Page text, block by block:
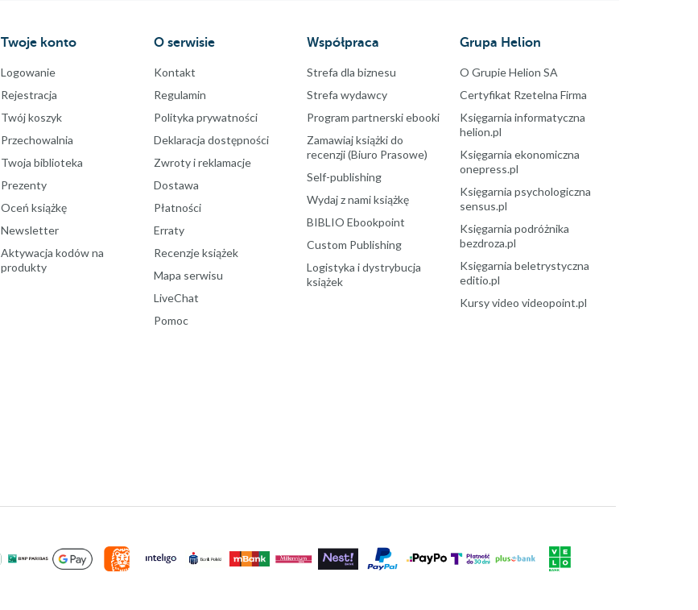
Twoje konto
Logowanie
Rejestracja
Twój koszyk
Przechowalnia
Twoja biblioteka
Prezenty
Oceń książkę
Newsletter
Aktywacja kodów na
produkty
O serwisie
Kontakt
Regulamin
Polityka prywatności
Deklaracja dostępności
Zwroty i reklamacje
Dostawa
Płatności
Erraty
Recenzje książek
Mapa serwisu
LiveChat
Pomoc
Współpraca
Strefa dla biznesu
Strefa wydawcy
Program partnerski ebooki
Zamawiaj książki do
recenzji (Biuro Prasowe)
Self-publishing
Wydaj z nami książkę
BIBLIO Ebookpoint
Custom Publishing
Logistyka i dystrybucja
książek
Grupa Helion
O Grupie Helion SA
Certyfikat Rzetelna Firma
Księgarnia informatyczna
helion.pl
Księgarnia ekonomiczna
onepress.pl
Księgarnia psychologiczna
sensus.pl
Księgarnia podróżnika
bezdroza.pl
Księgarnia beletrystyczna
editio.pl
Kursy video videopoint.pl